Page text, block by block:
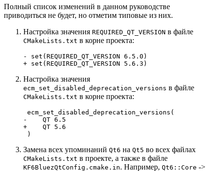
Полный список изменений в данном руководстве
приводиться не будет, но отметим типовые из них.
Настройка значения REQUIRED_QT_VERSION в файле
CMakeLists.txt в корне проекта:
- set(REQUIRED_QT_VERSION 6.5.0)
+ set(REQUIRED_QT_VERSION 5.6.3)
Настройка значения
ecm_set_disabled_deprecation_versions в файле
CMakeLists.txt в корне проекта:
-    QT 6.5
+    QT 5.6
Замена всех упоминаний Qt6 на Qt5 во всех файлах
CMakeLists.txt в проекте, а также в файле
KF6BluezQtConfig.cmake.in. Например, Qt6::Core ->